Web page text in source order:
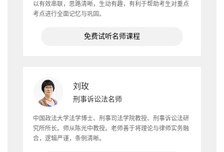
以有效串联，思路清晰，生动有趣，有利于帮助考生对重点
考点进行全面记忆与巩固。
免费试听名师课程
刘玫
刑事诉讼法名师
中国政法大学法学博士、刑事司法学院教授、刑事诉讼法研
究所所长。师从陈光中教授。老师善于将理论与律师实务融
合，逻辑严谨，条例清晰。